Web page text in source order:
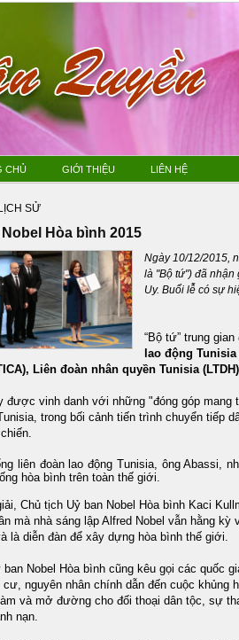
CHỦ GIỚI THIỆU LIÊN HỆ
SỬ
Hòa bình 2015
Ngày 10/12/2015,
là "Bộ tứ") đã nhận
Uy. Buổi lễ có sự
“Bộ tứ” trung
lao động
Liên đoàn nhân quyền Tunisia (LTDH)
được vinh danh với những "đóng góp
trong bối cảnh tiến trình chuyển tiếp
liên đoàn lao động Tunisia, ông Abassi,
hòa bình trên toàn thế giới.
Chủ tịch Uỷ ban Nobel Hòa bình Kaci
mà nhà sáng lập Alfred Nobel vẫn hằng
là diễn đàn để xây dựng hòa bình thế giới.
ban Nobel Hòa bình cũng kêu gọi các quốc
nguyên nhân chính dẫn đến cuộc khủng
và mở đường cho đối thoại dân tộc, sự
nạn.